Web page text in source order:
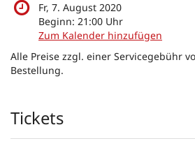
Fr, 7. August 2020
Beginn: 21:00 Uhr
Zum Kalender hinzufügen
Alle Preise zzgl. einer Servicegebühr
Bestellung.
Produkte
Tickets